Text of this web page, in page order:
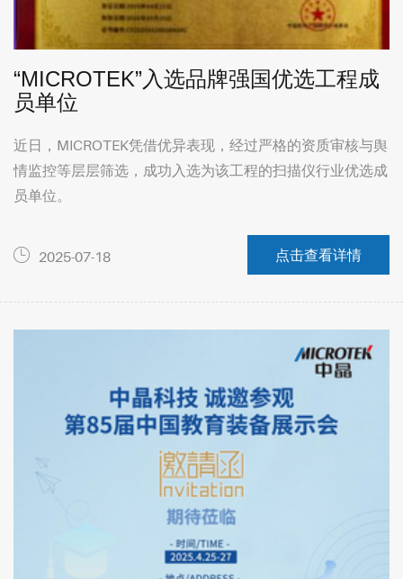
“MICROTEK”入选品牌强国优选工程成
员单位
近日，MICROTEK凭借优异表现，经过严格的资质审核与舆
情监控等层层筛选，成功入选为该工程的扫描仪行业优选成
员单位。
2025-07-18 点击查看详情